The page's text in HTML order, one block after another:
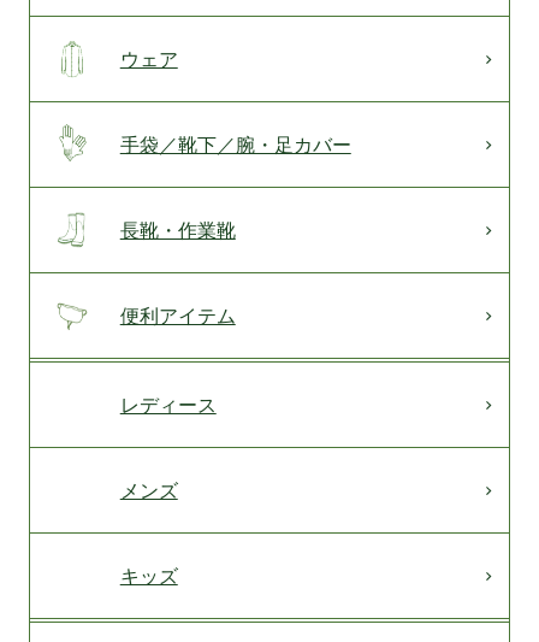
ウェア
手袋／靴下／腕・足カバー
長靴・作業靴
便利アイテム
レディース
メンズ
キッズ